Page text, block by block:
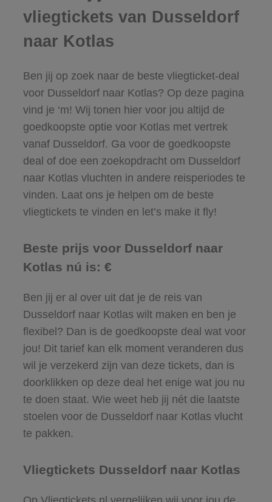
vliegtickets van Dusseldorf
naar Kotlas
Ben jij op zoek naar de beste vliegticket-deal
voor Dusseldorf naar Kotlas? Op deze pagina
vind je ‘m! Wij tonen hier voor jou altijd de
goedkoopste optie voor Kotlas met vertrek
vanaf Dusseldorf. Ga voor de goedkoopste
deal of doe een zoekopdracht om Dusseldorf
naar Kotlas vluchten in andere reisperiodes te
vinden. Laat ons je helpen om de beste
vliegtickets te vinden en let’s make it fly!
Beste prijs voor Dusseldorf naar
Kotlas nú is: €
Ben jij er al over uit dat je de reis van
Dusseldorf naar Kotlas wilt maken en ben je
flexibel? Dan is de goedkoopste deal wat voor
jou! Dit tarief kan elk moment veranderen dus
wil je verzekerd zijn van deze tickets, dan is
doorklikken op deze deal het enige wat jou nu
te doen staat. Wie weet heb jij nét die laatste
stoelen voor de Dusseldorf naar Kotlas vlucht
te pakken.
Vliegtickets Dusseldorf naar Kotlas